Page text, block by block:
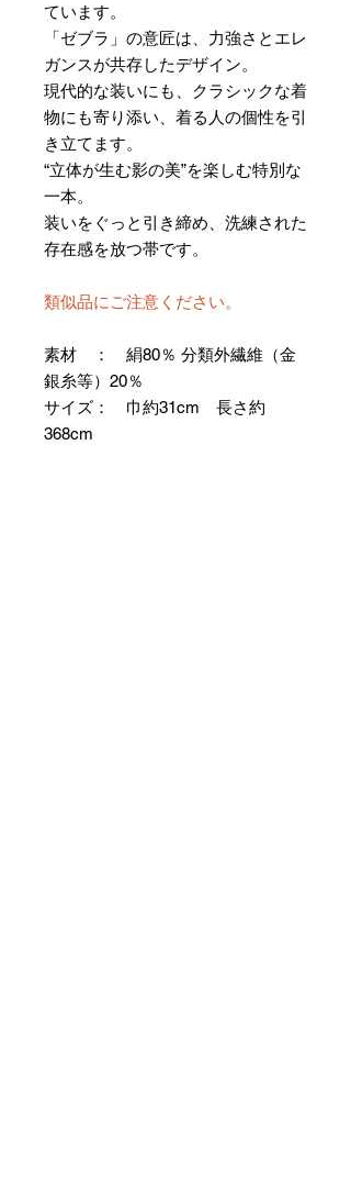
ています。
「ゼブラ」の意匠は、力強さとエレ
ガンスが共存したデザイン。
現代的な装いにも、クラシックな着
物にも寄り添い、着る人の個性を引
き立てます。
“立体が生む影の美”を楽しむ特別な
一本。
装いをぐっと引き締め、洗練された
存在感を放つ帯です。
類似品にご注意ください。
素材 ： 絹80％ 分類外繊維（金
銀糸等）20％
サイズ： 巾約31cm 長さ約
368cm